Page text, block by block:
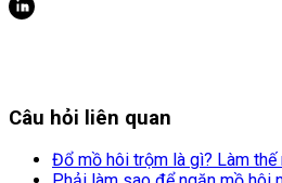
Câu hỏi liên quan
Đổ mồ hôi trộm là gì? Làm